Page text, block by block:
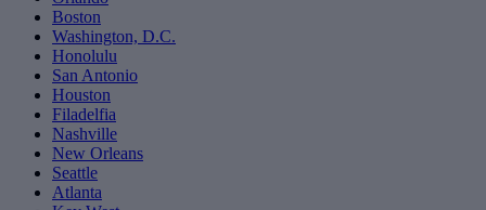
Boston
Washington, D.C.
Honolulu
San Antonio
Houston
Filadelfia
Nashville
New Orleans
Seattle
Atlanta